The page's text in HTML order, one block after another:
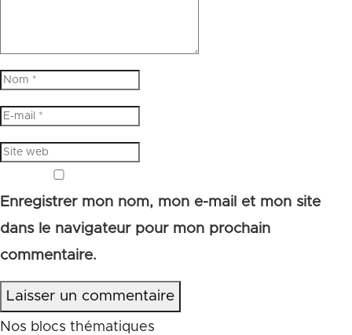
Enregistrer mon nom, mon e-mail et mon site
dans le navigateur pour mon prochain
commentaire.
Laisser un commentaire
Nos blocs thématiques